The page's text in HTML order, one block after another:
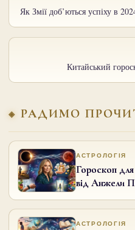
Як Змії доб’ються успіху в
Китайський
РАДИМО
АСТРОЛОГІЯ
Гороскоп
від Анжели
АСТРОЛОГІЯ